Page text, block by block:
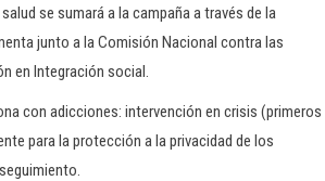
se sumará a la campaña a través de la
junto a la Comisión Nacional contra las
en Integración social.
con adicciones: intervención en crisis (primeros
para la protección a la privacidad de los